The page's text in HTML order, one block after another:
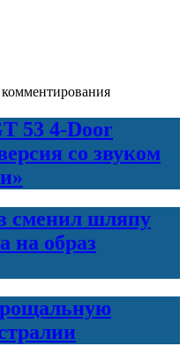
комментирования
53 4-Door
со звуком
сменил шляпу
на образ